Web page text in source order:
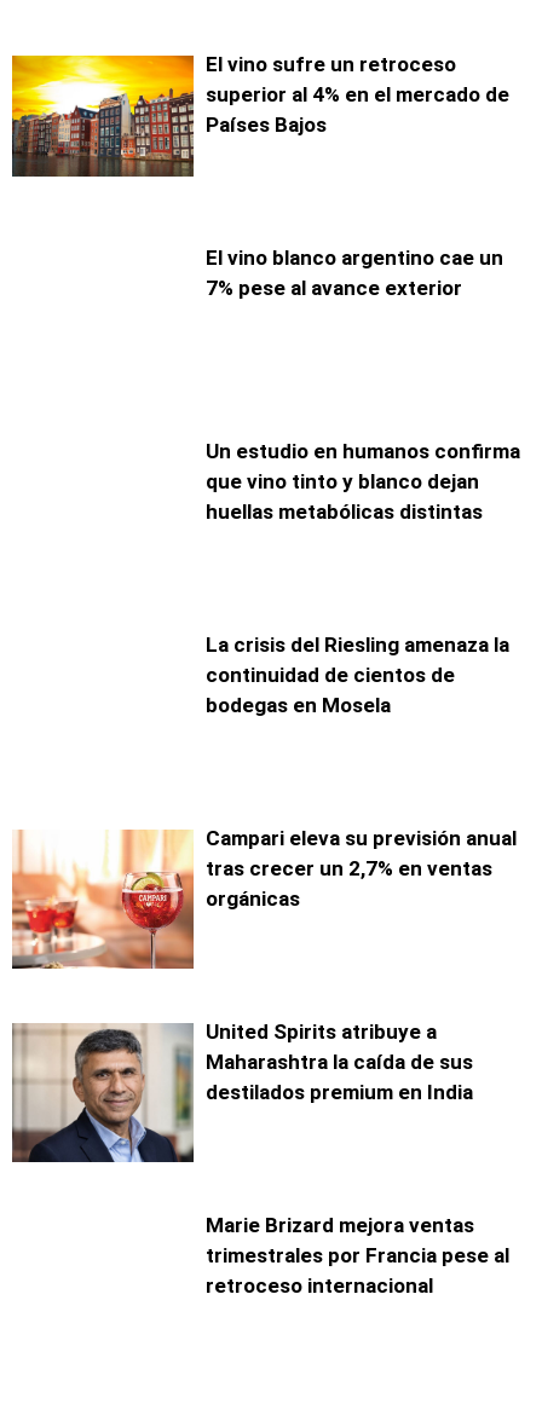
El vino sufre un retroceso
superior al 4% en el mercado de
Países Bajos
El vino blanco argentino cae un
7% pese al avance exterior
Un estudio en humanos confirma
que vino tinto y blanco dejan
huellas metabólicas distintas
La crisis del Riesling amenaza la
continuidad de cientos de
bodegas en Mosela
Campari eleva su previsión anual
tras crecer un 2,7% en ventas
orgánicas
United Spirits atribuye a
Maharashtra la caída de sus
destilados premium en India
Marie Brizard mejora ventas
trimestrales por Francia pese al
retroceso internacional